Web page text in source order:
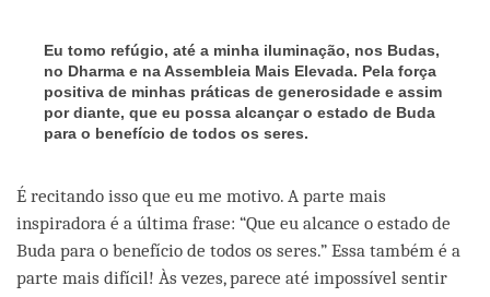
Eu tomo refúgio, até a minha iluminação, nos Budas,
no Dharma e na Assembleia Mais Elevada. Pela força
positiva de minhas práticas de generosidade e assim
por diante, que eu possa alcançar o estado de Buda
para o benefício de todos os seres.
É recitando isso que eu me motivo. A parte mais
inspiradora é a última frase: “Que eu alcance o estado de
Buda para o benefício de todos os seres.” Essa também é a
parte mais difícil! Às vezes, parece até impossível sentir